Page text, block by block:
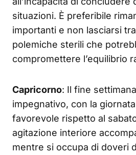
situazioni. È preferibile
importanti e non lasciarsi
polemiche sterili che
compromettere l’equilibrio
Capricorno: Il fine
impegnativo, con la
favorevole rispetto al
agitazione interiore
mentre si occupa di doveri